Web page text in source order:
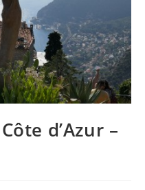
d’Azur –